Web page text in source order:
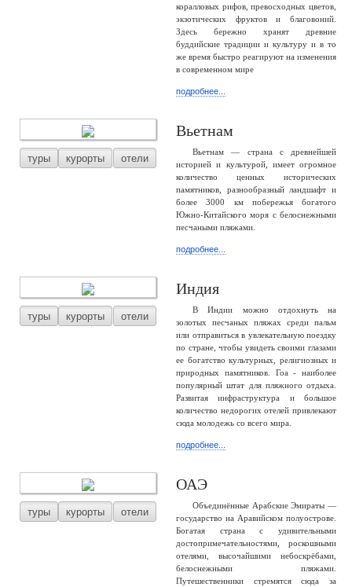
коралловых рифов, превосходных цветов,
экзотических фруктов и благовоний.
Здесь бережно хранят древние
буддийские традиции и культуру и в то
же время быстро реагируют на изменения
в современном мире
подробнее...
туры курорты отели
Вьетнам
Вьетнам — страна с древнейшей
историей и культурой, имеет огромное
количество ценных исторических
памятников, разнообразный ландшафт и
более 3000 км побережья богатого
Южно-Китайского моря с белоснежными
песчаными пляжами.
подробнее...
туры курорты отели
Индия
В Индии можно отдохнуть на
золотых песчаных пляжах среди пальм
или отправиться в увлекательную поездку
по стране, чтобы увидеть своими глазами
ее богатство культурных, религиозных и
природных памятников. Гоа - наиболее
популярный штат для пляжного отдыха.
Развитая инфраструктура и большое
количество недорогих отелей привлекают
сюда молодежь со всего мира.
подробнее...
туры курорты отели
ОАЭ
Объединённые Арабские Эмираты —
государство на Аравийском полуострове.
Богатая страна с удивительными
достопримечательностями, роскошными
отелями, высочайшими небоскрёбами,
белоснежными пляжами.
Путешественники стремятся сюда за